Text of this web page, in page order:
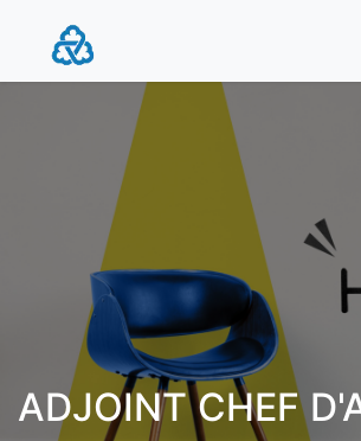
ADJOINT CHEF